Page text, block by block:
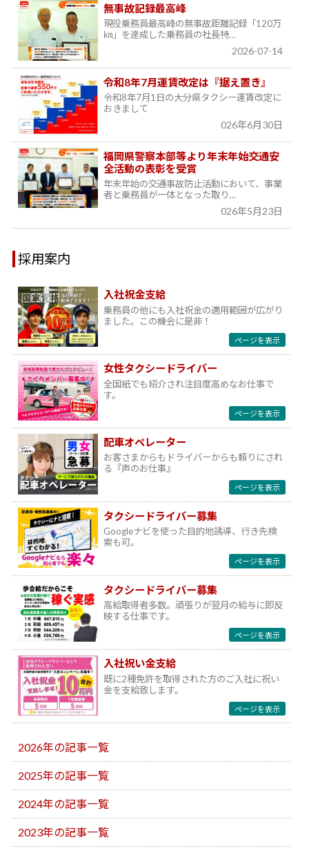
無事故記録最高峰
現役乗務員最高峰の無事故距離記録「120万
㎞」を達成した乗務員の社長特…
2026-07-14
令和8年7月運賃改定は『据え置き』
令和8年7月1日の大分県タクシー運賃改定に
おきまして
026年6月30日
福岡県警察本部等より年末年始交通安
全活動の表彰を受賞
年末年始の交通事故防止活動において、事業
者と乗務員が一体となった取り…
026年5月23日
採用案内
入社祝金支給
乗務員の他にも入社祝金の適用範囲が広がり
ました。この機会に是非！
ページを表示
女性タクシードライバー
全国紙でも紹介され注目度高めなお仕事で
す。
ページを表示
配車オペレーター
お客さまからもドライバーからも頼りにされ
る『声のお仕事』
ページを表示
タクシードライバー募集
Googleナビを使った目的地誘導、行き先検
索も可。
ページを表示
タクシードライバー募集
高給取得者多数。頑張りが翌月の給与に即反
映する仕事です。
ページを表示
入社祝い金支給
既に2種免許を取得された方のご入社に祝い
金を支給致します。
ページを表示
2026年の記事一覧
2025年の記事一覧
2024年の記事一覧
2023年の記事一覧